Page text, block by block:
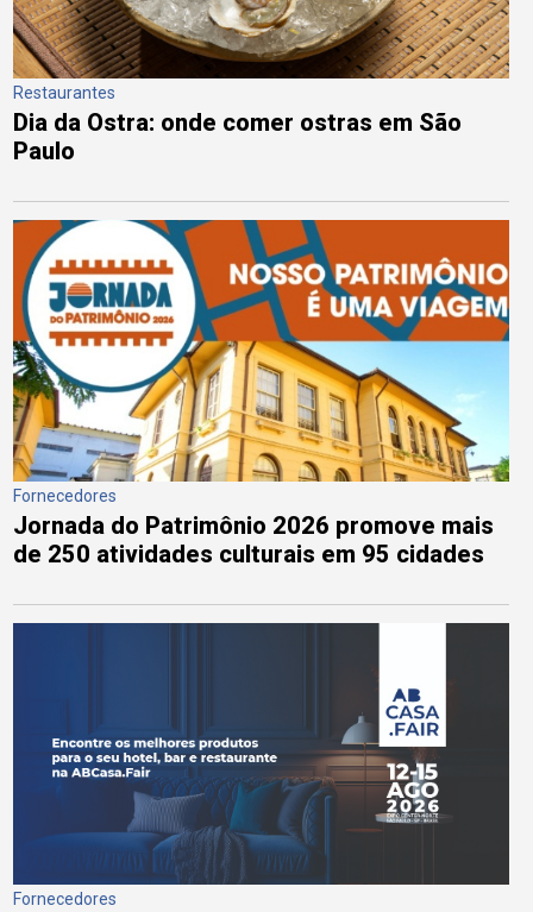
Restaurantes
Dia da Ostra: onde comer ostras em São
Paulo
Fornecedores
Jornada do Patrimônio 2026 promove mais
de 250 atividades culturais em 95 cidades
Fornecedores